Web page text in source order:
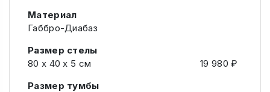
Материал
Габбро-Диабаз
Размер стелы
80 х 40 х 5 см
19 980 ₽
Размер тумбы